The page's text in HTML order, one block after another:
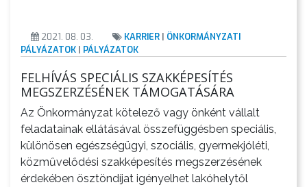
STRATÉGIÁK
ÉS
KONCEPCIÓK
BEJELENTŐ
2021. 08. 03. KARRIER | ÖNKORMÁNYZATI
PÁLYÁZATOK | PÁLYÁZATOK
FELHÍVÁS SPECIÁLIS SZAKKÉPESÍTÉS
MEGSZERZÉSÉNEK TÁMOGATÁSÁRA
Az Önkormányzat kötelező vagy önként vállalt
feladatainak ellátásával összefüggésben speciális,
különösen egészségügyi, szociális, gyermekjóléti,
közművelődési szakképesítés megszerzésének
érdekében ösztöndíjat igényelhet lakóhelytől